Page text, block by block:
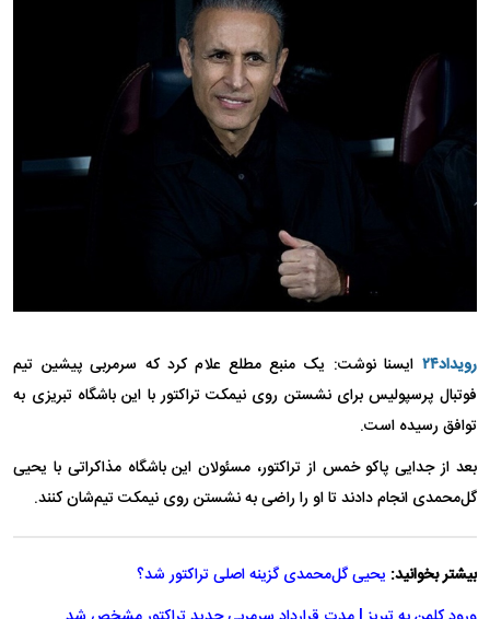
رویداد۲۴
ایسنا نوشت: یک منبع مطلع علام کرد که سرمربی پیشین تیم
فوتبال پرسپولیس برای نشستن روی نیمکت تراکتور با این باشگاه تبریزی به
توافق رسیده است.
بعد از جدایی پاکو خمس از تراکتور، مسئولان این باشگاه مذاکراتی با یحیی
گل‌محمدی انجام دادند تا او را راضی به نشستن روی نیمکت تیم‌شان کنند.
بیشتر بخوانید: یحیی گل‌محمدی گزینه اصلی تراکتور شد؟